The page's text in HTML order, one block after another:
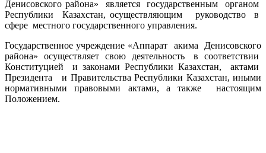
Денисовского района» является государственным органом
Республики Казахстан, осуществляющим руководство в
сфере местного государственного управления.
Государственное учреждение «Аппарат акима Денисовского
района» осуществляет свою деятельность в соответствии
Конституцией и законами Республики Казахстан, актами
Президента и Правительства Республики Казахстан, иными
нормативными правовыми актами, а также настоящим
Положением.